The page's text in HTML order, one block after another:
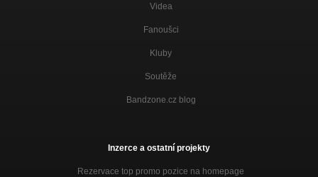
Videa
Fanoušci
Kluby
Soutěže
Bandzone.cz blog
Inzerce a ostatní projekty
Rezervace top promo pozice na homepage